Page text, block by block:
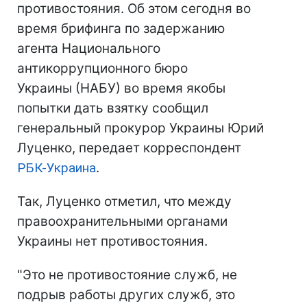
противостояния. Об этом сегодня во
время брифинга по задержанию
агента Национального
антикоррупционного бюро
Украины (НАБУ) во время якобы
попытки дать взятку сообщил
генеральный прокурор Украины Юрий
Луценко, передает корреспондент
РБК-Украина.
Так, Луценко отметил, что между
правоохранительными органами
Украины нет противостояния.
"Это не противостояние служб, не
подрыв работы других служб, это